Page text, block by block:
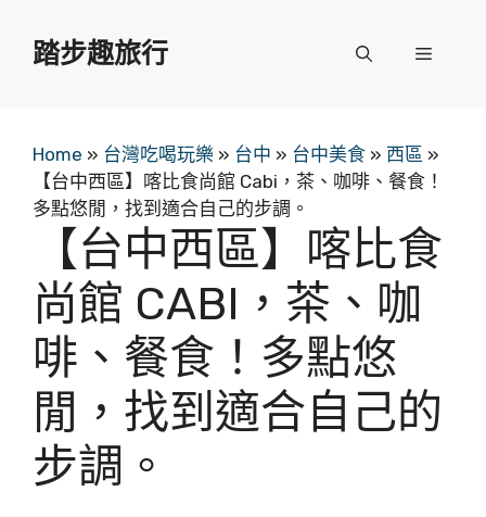
踏步趣旅行 選
Home » 台灣吃喝玩樂 » 台中 » 台中美食 » 西區 »
【台中西區】喀比食尚館 Cabi，茶、咖啡、餐食！
多點悠閒，找到適合自己的步調。
【台中西區】喀比食
尚館 CABI，茶、咖
啡、餐食！多點悠
閒，找到適合自己的
步調。